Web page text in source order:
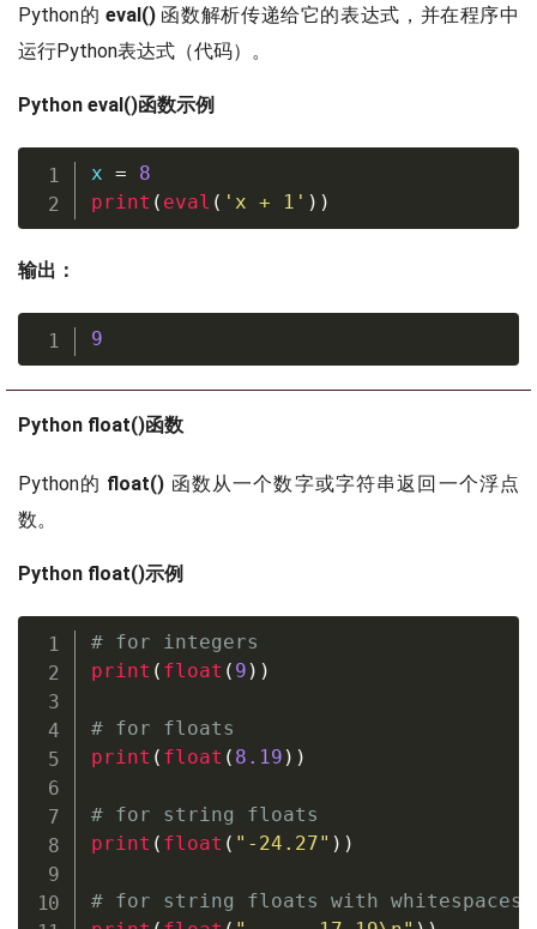
Python的 eval()函数解析传递给它的表达式，并在程序中
运行Python表达式（代码）。
Python eval()函数示例
x =
8
print ( eval ( 'x + 1' ) )
输出：
9
Python float()函数
Python的 float() 函数从一个数字或字符串返回一个浮点
数。
Python float()示例
# for integers
print ( float ( 9 ) )
# for floats
print ( float ( 8.19 ) )
# for string floats
print ( float ( "-24.27" ) )
# for string floats with whitespaces